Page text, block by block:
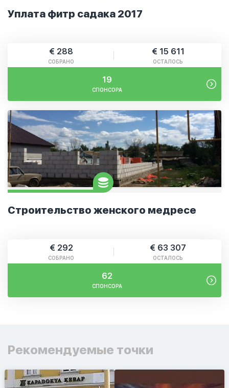
Уплата фитр садака 2017
€ 288
СОБРАНО
€ 15 611
ОСТАЛОСЬ
19
СПОНСОРА
Строительство женского медресе
€ 292
СОБРАНО
€ 63 307
ОСТАЛОСЬ
62
СПОНСОРА
Рекомендуемые точки